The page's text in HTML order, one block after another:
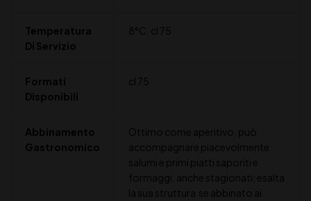
Temperatura
Di Servizio
8°C cl 75
Formati
Disponibili
cl 75
Abbinamento
Gastronomico
Ottimo come aperitivo, può
accompagnare piacevolmente
salumi e primi piatti saporiti e
formaggi, anche stagionati; esalta
la sua struttura se abbinato ai